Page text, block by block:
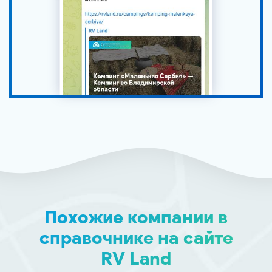
Похожие компании в
справочнике на сайте
RV Land